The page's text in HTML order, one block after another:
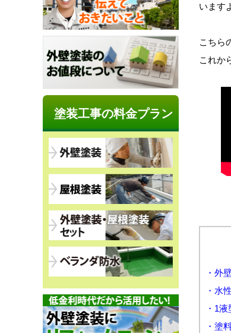
います
こちら
これか
・外
・水
・1
・塗
塗装工事の料金プラン